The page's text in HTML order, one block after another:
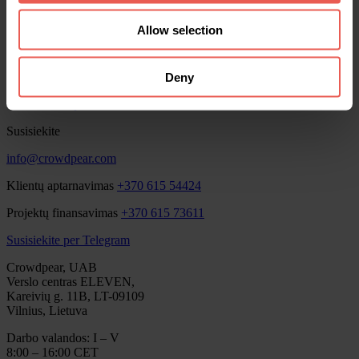
Allow selection
Deny
Investuotojams
Premijos
Apie mus
Susisiekite
info@crowdpear.com
Klientų aptarnavimas +370 615 54424
Projektų finansavimas +370 615 73611
Susisiekite per Telegram
Crowdpear, UAB
Verslo centras ELEVEN,
Kareivių g. 11B, LT-09109
Vilnius, Lietuva
Darbo valandos: I – V
8:00 – 16:00 CET